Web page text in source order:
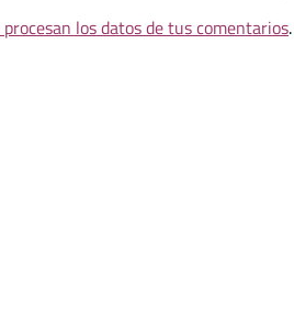
los datos de tus comentarios.